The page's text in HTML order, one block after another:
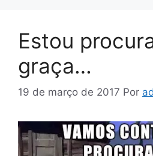
Estou
graça…
19 de março de 2017 Por